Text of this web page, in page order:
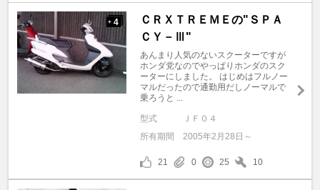
+ 4
ＣＲＸＴＲＥＭＥの"ＳＰＡ
ＣＹ－Ⅲ"
あんまり人気のないスクーターですが
ホンダ党なのでやっぱりホンダのスク
ーターにしました。 はじめはフルノー
マルだったので通勤用だしノーマルで
乗ろうと ...
型式
ＪＦ０４
所有期間
2005年2月28日～
21 0 25 10